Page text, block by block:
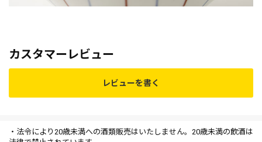
カスタマーレビュー
レビューを書く
・法令により20歳未満への酒類販売はいたしません。20歳未満の飲酒は